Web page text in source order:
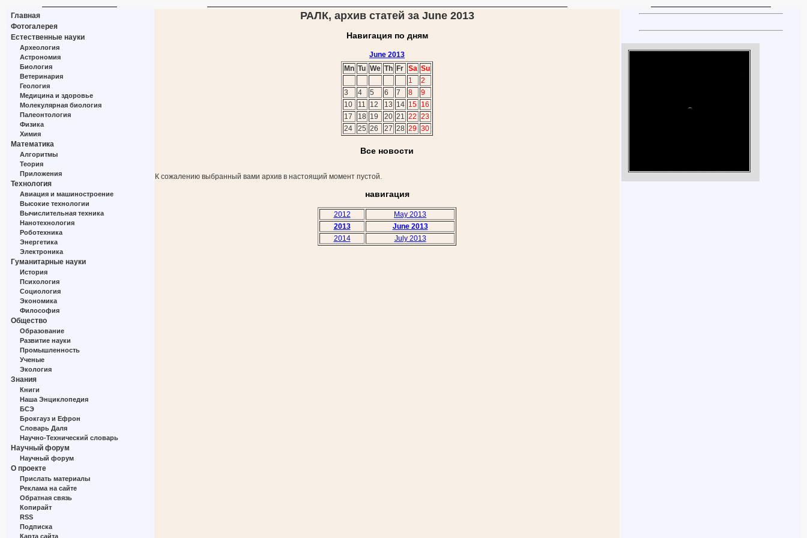
Главная
Фотогалерея
Естественные науки
Археология
Астрономия
Биология
Ветеринария
Геология
Медицина и здоровье
Молекулярная биология
Палеонтология
Физика
Химия
Математика
Алгоритмы
Теория
Приложения
Технология
Авиация и машиностроение
Высокие технологии
Вычислительная техника
Нанотехнология
Роботехника
Энергетика
Электроника
Гуманитарные науки
История
Психология
Социология
Экономика
Философия
Общество
Образование
Развитие науки
Промышленность
Ученые
Экология
Знания
Книги
Наша Энциклопедия
БСЭ
Брокгауз и Ефрон
Словарь Даля
Научно-Технический словарь
Научный форум
Научный форум
О проекте
Прислать материалы
Реклама на сайте
Обратная связь
Копирайт
RSS
Подписка
Карта сайта
РАЛК, архив статей за June 2013
Навигация по дням
June 2013
Mn Tu We Th Fr Sa Su
1
2
3
4 5 6 7 8
9
10
11 12 13 14 15 16
17
18 19 20 21 22 23
24
25 26 27 28 29 30
Все новости
К сожалению выбранный вами архив в настоящий момент пустой.
навигация
2012
May 2013
2013
June 2013
2014
July 2013